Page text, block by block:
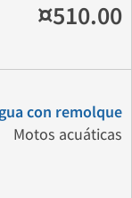
¤510.00
con remolque
Motos acuáticas